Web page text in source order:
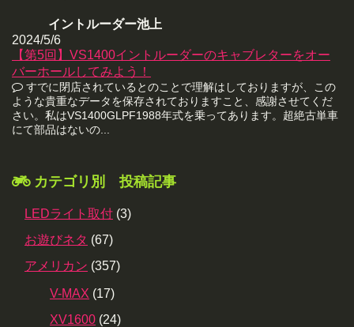
イントルーダー池上
2024/5/6
【第5回】VS1400イントルーダーのキャブレターをオー
バーホールしてみよう！
すでに閉店されているとのことで理解はしておりますが、この
ような貴重なデータを保存されておりますこと、感謝させてくだ
さい。私はVS1400GLPF1988年式を乗ってあります。超絶古単車
にて部品はないの...
カテゴリ別 投稿記事
LEDライト取付 (3)
お遊びネタ (67)
アメリカン (357)
V-MAX (17)
XV1600 (24)